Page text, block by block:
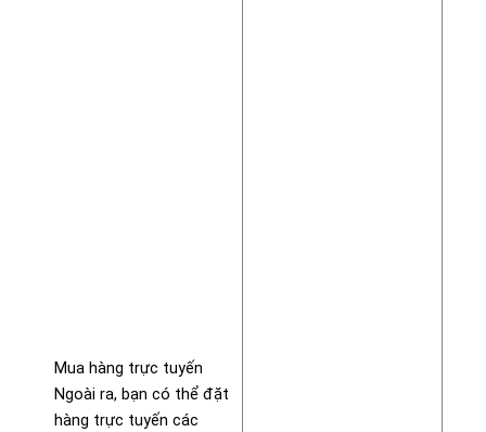
Mua hàng trực tuyến
Ngoài ra, bạn có thể đặt
hàng trực tuyến các